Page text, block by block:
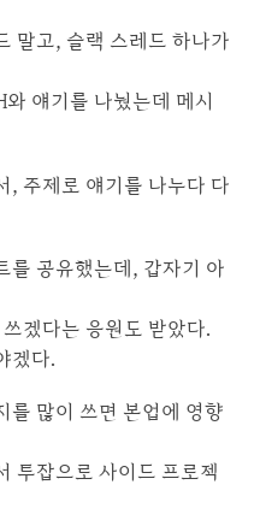
말고, 슬랙 스레드 하나가
얘기를 나눴는데 메시
, 주제로 얘기를 나누다 다
를 공유했는데, 갑자기 아
겠다는 응원도 받았다.
겠다.
를 많이 쓰면 본업에 영향
투잡으로 사이드 프로젝